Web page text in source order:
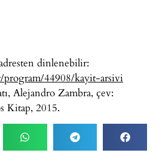
dinlenebilir:
44908/kayit-arsivi
Alejandro Zambra, çev:
Kitap, 2015.